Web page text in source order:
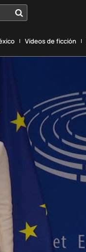
Vídeos de ficción